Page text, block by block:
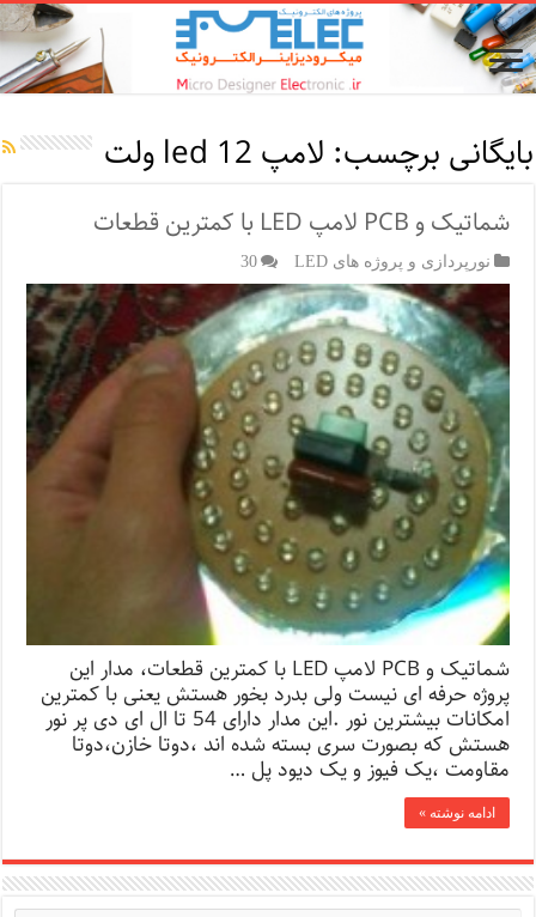
بایگانی برچسب: لامپ led 12 ولت
شماتیک و PCB لامپ LED با کمترین قطعات
نورپردازی و پروژه های LED 30
شماتیک و PCB لامپ LED با کمترین قطعات، مدار این
پروژه حرفه ای نیست ولی بدرد بخور هستش یعنی با کمترین
امکانات بیشترین نور .این مدار دارای 54 تا ال ای دی پر نور
هستش که بصورت سری بسته شده اند ،دوتا خازن،دوتا
مقاومت ،یک فیوز و یک دیود پل …
ادامه نوشته »